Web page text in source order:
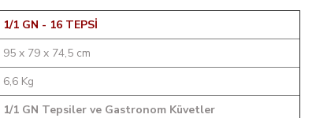
1/1 GN - 16 TEPSİ
95 x 79 x 74,5 cm
6,6 Kg
1/1 GN Tepsiler ve Gastronom Küvetler